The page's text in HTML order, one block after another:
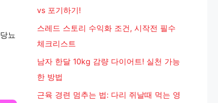
뇨
vs 포기하기!
스레드 스토리 수익화 조건, 시작전 필수
체크리스트
남자 한달 10kg 감량 다이어트! 실천 가능
한 방법
근육 경련 멈추는 법: 다리 쥐날때 먹는 영